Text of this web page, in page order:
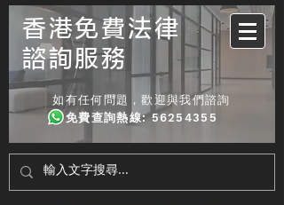
香港免費法律
諮詢服務
如有任何問題，歡迎與我們諮詢
免費查詢熱線:56254355